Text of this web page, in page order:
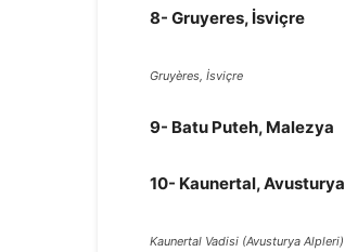
8- Gruyeres, İsviçre
Gruyères, İsviçre
9- Batu Puteh, Malezya
10- Kaunertal, Avusturya
Kaunertal Vadisi (Avusturya Alpleri)